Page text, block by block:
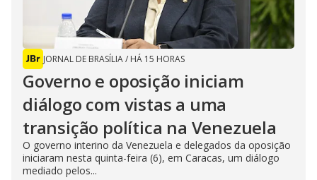
JORNAL DE BRASÍLIA/ HÁ 15 HORAS
Governo e oposição iniciam
diálogo com vistas a uma
transição política na Venezuela
O governo interino da Venezuela e delegados da oposição
iniciaram nesta quinta-feira (6), em Caracas, um diálogo
mediado pelos...